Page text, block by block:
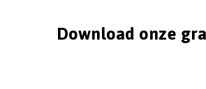
Download onze